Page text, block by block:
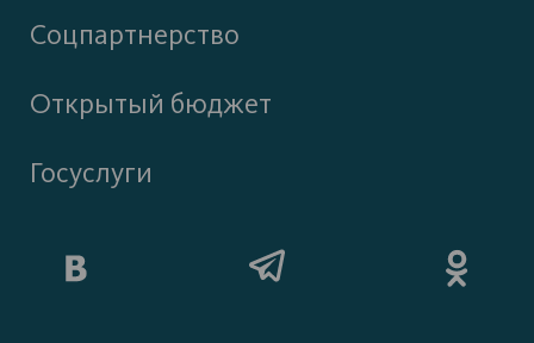
Соцпартнерство
Открытый бюджет
Госуслуги